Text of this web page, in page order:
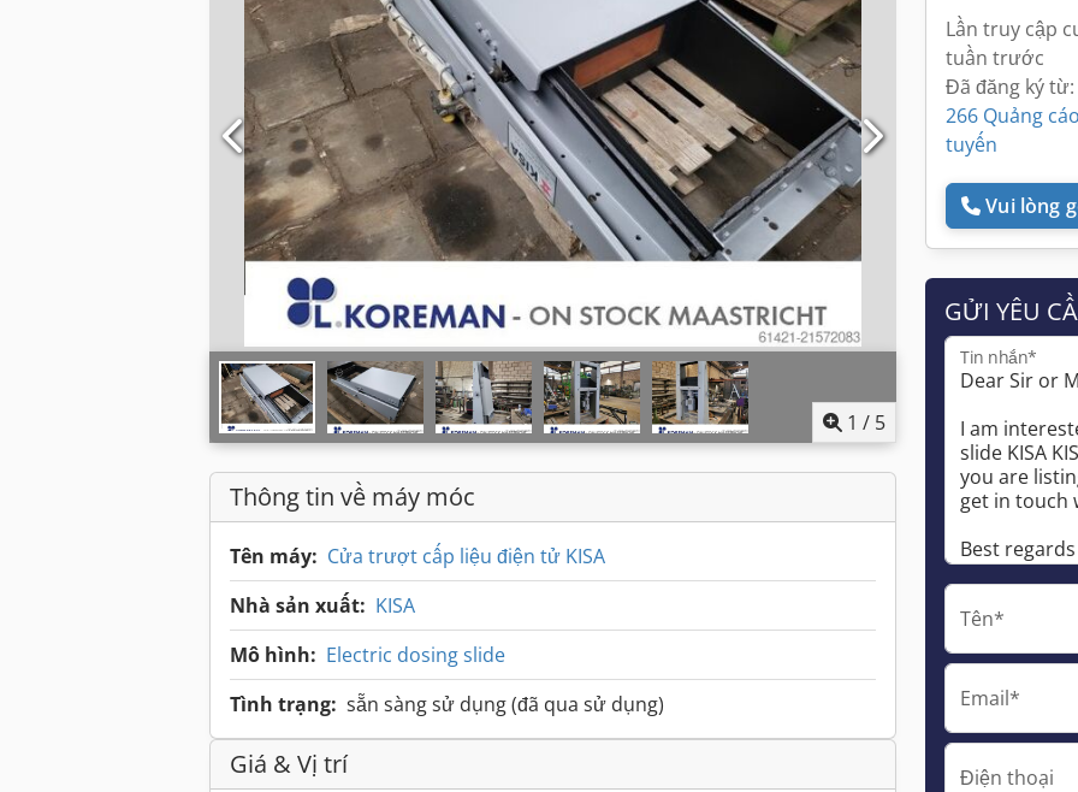
1 / 5
Thông tin về máy móc
Tên máy: Cửa trượt cấp liệu điện tử KISA
Nhà sản xuất: KISA
Mô hình: Electric dosing slide
Tình trạng: sẵn sàng sử dụng (đã qua sử dụng)
Giá & Vị trí
Lần truy cập
tuần trước
Đã đăng ký từ:
266 Quảng
tuyến
Vui lòng
GỬI YÊU
Tin nhắn*
Tên*
Email*
Điện thoại